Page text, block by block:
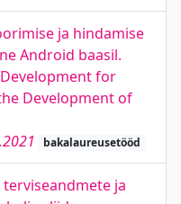
ja hindamise
Android baasil.
for
Development of
bakalaureusetööd
ja